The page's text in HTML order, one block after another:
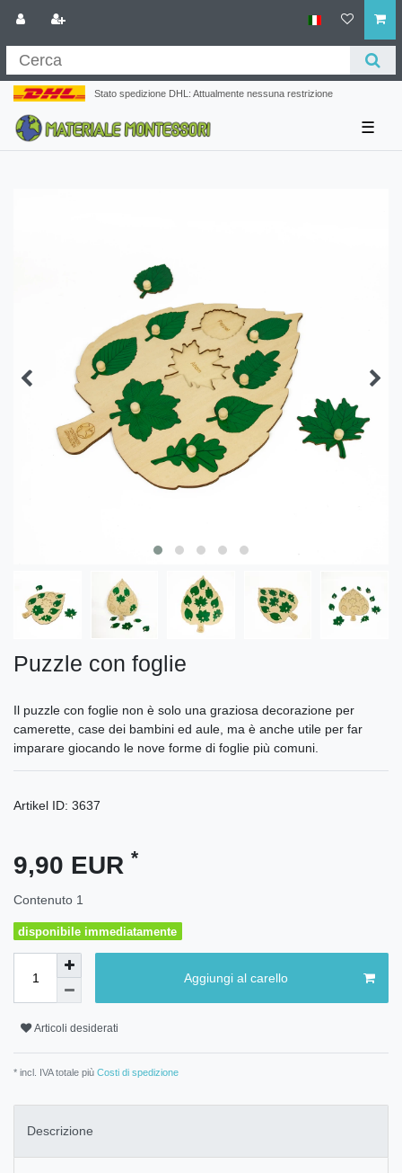
Stato spedizione DHL: Attualmente nessuna restrizione
☰
Puzzle con foglie
Il puzzle con foglie non è solo una graziosa decorazione per
camerette, case dei bambini ed aule, ma è anche utile per far
imparare giocando le nove forme di foglie più comuni.
Artikel ID: 3637
9,90 EUR *
Contenuto 1
disponibile immediatamente
Aggiungi al carello
Articoli desiderati
* incl. IVA totale più Costi di spedizione
Descrizione